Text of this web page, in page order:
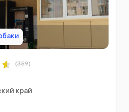
(359)
край